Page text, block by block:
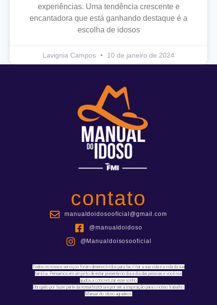
experiências. Uma tendência crescente e
encantadora que está ganhando destaque é a
escolha de idosos
Lavignia Campos 10 de janeiro de 2024
contato
manualdoidosooficial@gmail.com
@manualdoidoso
@Manualdoisosooficial
Todos os nossos serviços foram desenvolvidos para facilitar a sua vida e a vida da sua
família. Pensamos em um jeito de estar presente no dia a dia das pessoas e você nos
ajudou a concretizar esse sonho.
Obrigado por fazer parte da nossa história e por ser a inspiração para o nosso trabalho.
Manual do idoso agradece.